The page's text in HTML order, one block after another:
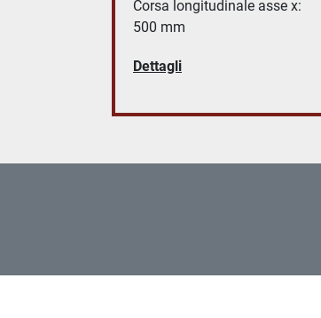
Corsa longitudinale asse x:
500 mm
Dettagli